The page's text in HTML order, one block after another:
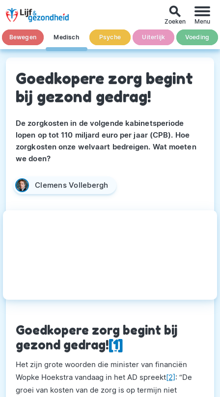
Bewegen Medisch Psyche Uiterlijk Voeding
search
Zoeken Menu
Goedkopere zorg begint
bij gezond gedrag!
De zorgkosten in de volgende kabinetsperiode
lopen op tot 110 miljard euro per jaar (CPB). Hoe
zorgkosten onze welvaart bedreigen. Wat moeten
we doen?
Clemens Vollebergh
Goedkopere zorg begint bij
gezond gedrag![1]
Het zijn grote woorden die minister van financiën
Wopke Hoekstra vandaag in het AD spreekt[2]: “De
groei van kosten van de zorg is op termijn niet